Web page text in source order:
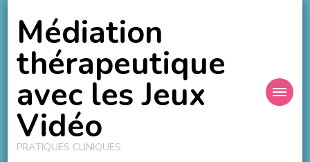
Médiation
thérapeutique
avec les Jeux
Vidéo
PRATIQUES CLINIQUES